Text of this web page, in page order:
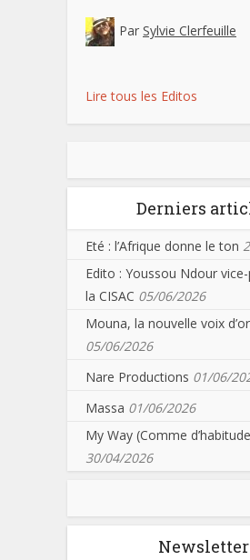
Par Sylvie Clerfeuille
Lire tous les Editos
Derniers
Eté : l’Afrique donne le ton
Edito : Youssou Ndour
la CISAC 05/06/2026
Mouna, la nouvelle voix
05/06/2026
Nare Productions 01/06/
Massa 01/06/2026
My Way (Comme
30/04/2026
Newsletter